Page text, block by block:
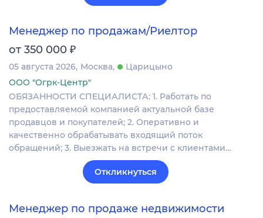
Менеджер по продажам/Риелтор
от 350 000 ₽
05 августа 2026 Москва
Царицыно
ООО "Огрк-Центр"
ОБЯЗАННОСТИ СПЕЦИАЛИСТА: 1. Работать по
предоставляемой компанией актуальной базе
продавцов и покупателей; 2. Оперативно и
качественно обрабатывать входящий поток
обращений; 3. Выезжать на встречи с клиентами…
Откликнуться
Менеджер по продаже недвижимости